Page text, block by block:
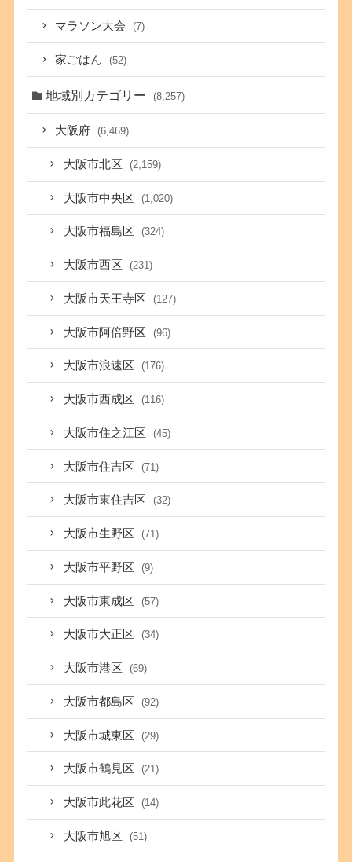
マラソン大会 (7)
家ごはん (52)
地域別カテゴリー (8,257)
大阪府 (6,469)
大阪市北区 (2,159)
大阪市中央区 (1,020)
大阪市福島区 (324)
大阪市西区 (231)
大阪市天王寺区 (127)
大阪市阿倍野区 (96)
大阪市浪速区 (176)
大阪市西成区 (116)
大阪市住之江区 (45)
大阪市住吉区 (71)
大阪市東住吉区 (32)
大阪市生野区 (71)
大阪市平野区 (9)
大阪市東成区 (57)
大阪市大正区 (34)
大阪市港区 (69)
大阪市都島区 (92)
大阪市城東区 (29)
大阪市鶴見区 (21)
大阪市此花区 (14)
大阪市旭区 (51)